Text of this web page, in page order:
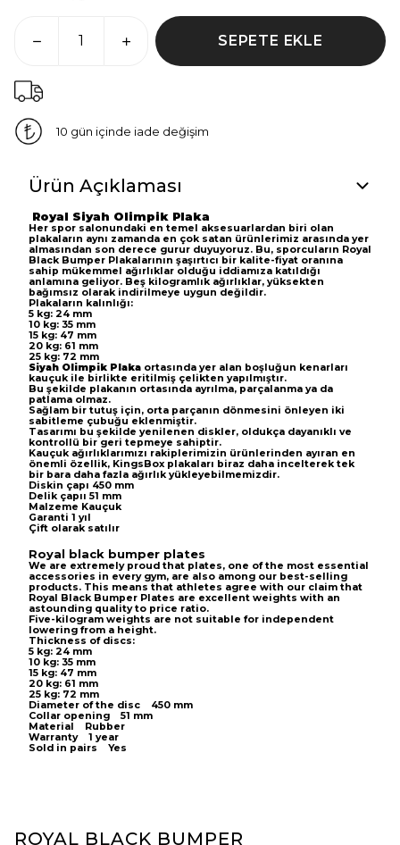
SEPETE EKLE
10 gün içinde iade değişim
Ürün Açıklaması
Royal Siyah Olimpik Plaka
Her spor salonundaki en temel aksesuarlardan biri olan
plakaların aynı zamanda en çok satan ürünlerimiz arasında yer
almasından son derece gurur duyuyoruz. Bu, sporcuların Royal
Black Bumper Plakalarının şaşırtıcı bir kalite-fiyat oranına
sahip mükemmel ağırlıklar olduğu iddiamıza katıldığı
anlamına geliyor. Beş kilogramlık ağırlıklar, yüksekten
bağımsız olarak indirilmeye uygun değildir.
Plakaların kalınlığı:
5 kg: 24 mm
10 kg: 35 mm
15 kg: 47 mm
20 kg: 61 mm
25 kg: 72 mm
Siyah Olimpik Plaka ortasında yer alan boşluğun kenarları
kauçuk ile birlikte eritilmiş çelikten yapılmıştır.
Bu şekilde plakanın ortasında ayrılma, parçalanma ya da
patlama olmaz.
Sağlam bir tutuş için, orta parçanın dönmesini önleyen iki
sabitleme çubuğu eklenmiştir.
Tasarımı bu şekilde yenilenen diskler, oldukça dayanıklı ve
kontrollü bir geri tepmeye sahiptir.
Kauçuk ağırlıklarımızı rakiplerimizin ürünlerinden ayıran en
önemli özellik, KingsBox plakaları biraz daha incelterek tek
bir bara daha fazla ağırlık yükleyebilmemizdir.
Diskin çapı 450 mm
Delik çapıı 51 mm
Malzeme Kauçuk
Garanti 1 yıl
Çift olarak satılır
Royal black bumper plates
We are extremely proud that plates, one of the most essential
accessories in every gym, are also among our best-selling
products. This means that athletes agree with our claim that
Royal Black Bumper Plates are excellent weights with an
astounding quality to price ratio.
Five-kilogram weights are not suitable for independent
lowering from a height.
Thickness of discs:
5 kg: 24 mm
10 kg: 35 mm
15 kg: 47 mm
20 kg: 61 mm
25 kg: 72 mm
Diameter of the disc 450 mm
Collar opening 51 mm
Material Rubber
Warranty 1 year
Sold in pairs Yes
ROYAL BLACK BUMPER